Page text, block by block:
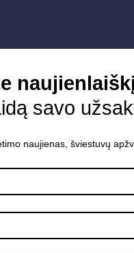
savo
naujienas, šviestuvų